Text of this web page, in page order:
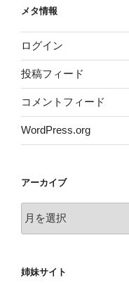
メタ情報
ログイン
投稿フィード
コメントフィード
WordPress.org
アーカイブ
ー
ブ
姉妹サイト